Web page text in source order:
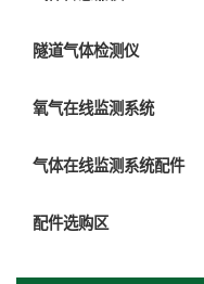
隧道气体检测仪
氧气在线监测系统
气体在线监测系统配件
配件选购区